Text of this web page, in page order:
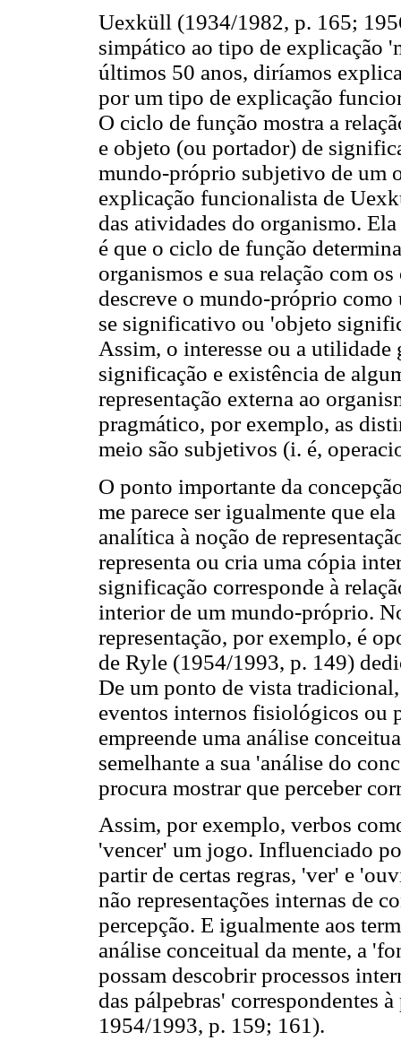
Uexküll (1934/1982, p. 165;
simpático ao tipo de explicação
últimos 50 anos, diríamos
por um tipo de explicação
O ciclo de função mostra a
e objeto (ou portador) de
mundo-próprio subjetivo de um
explicação funcionalista de
das atividades do organismo.
é que o ciclo de função
organismos e sua relação com
descreve o mundo-próprio
se significativo ou 'objeto
Assim, o interesse ou a utilidade
significação e existência de
representação externa ao
pragmático, por exemplo, as
meio são subjetivos (i. é,
O ponto importante da
me parece ser igualmente que
analítica à noção de
representa ou cria uma cópia
significação corresponde à
interior de um mundo-próprio.
representação, por exemplo, é
de Ryle (1954/1993, p. 149)
De um ponto de vista
eventos internos fisiológicos ou
empreende uma análise
semelhante a sua 'análise do
procura mostrar que perceber
Assim, por exemplo, verbos
'vencer' um jogo. Influenciado
partir de certas regras, 'ver' e
não representações internas de
percepção. E igualmente aos
análise conceitual da mente, a
possam descobrir processos
das pálpebras' correspondentes
1954/1993, p. 159; 161).